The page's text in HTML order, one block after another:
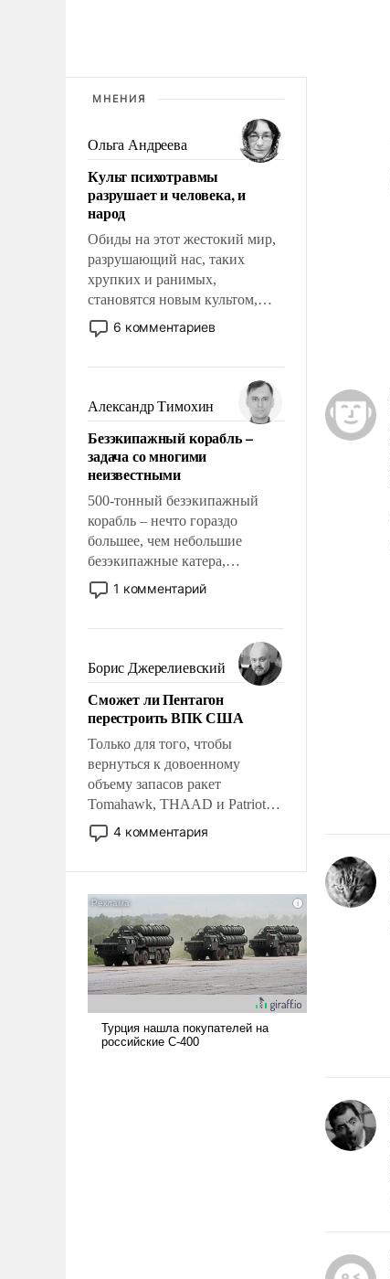
МНЕНИЯ
Ольга Андреева
Культ психотравмы
разрушает и человека, и
народ
Обиды на этот жестокий мир,
разрушающий нас, таких
хрупких и ранимых,
становятся новым культом,
постепенно вытесняя и
отменяя традиционное
мужественным и твердым под
ударами судьбы, брать на себя
ответственность, помогать
слабым, идти вперед и
адаптироваться.
6 комментариев
Александр Тимохин
Безэкипажный корабль –
задача со многими
неизвестными
500-тонный безэкипажный
корабль – нечто гораздо
большее, чем небольшие
безэкипажные катера,
применение которых уже
стало обыденностью. Задача по
сложна и амбициозна. Однако
и ее реализация радикально
поднимет наши боевые
возможности.
1 комментарий
Борис Джерелиевский
Сможет ли Пентагон
перестроить ВПК США
Только для того, чтобы
вернуться к довоенному
объему запасов ракет
Tomahawk, THAAD и Patriot
США потребуется более трех
лет. Даже небольшая война с
Сложившаяся ситуация
означает многолетний период
уязвимости США, например,
перед Китаем.
4 комментария